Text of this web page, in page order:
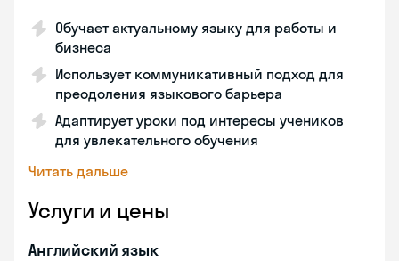
Обучает актуальному языку для работы и
бизнеса
Использует коммуникативный подход для
преодоления языкового барьера
Адаптирует уроки под интересы учеников
для увлекательного обучения
Читать дальше
Услуги и цены
Английский язык